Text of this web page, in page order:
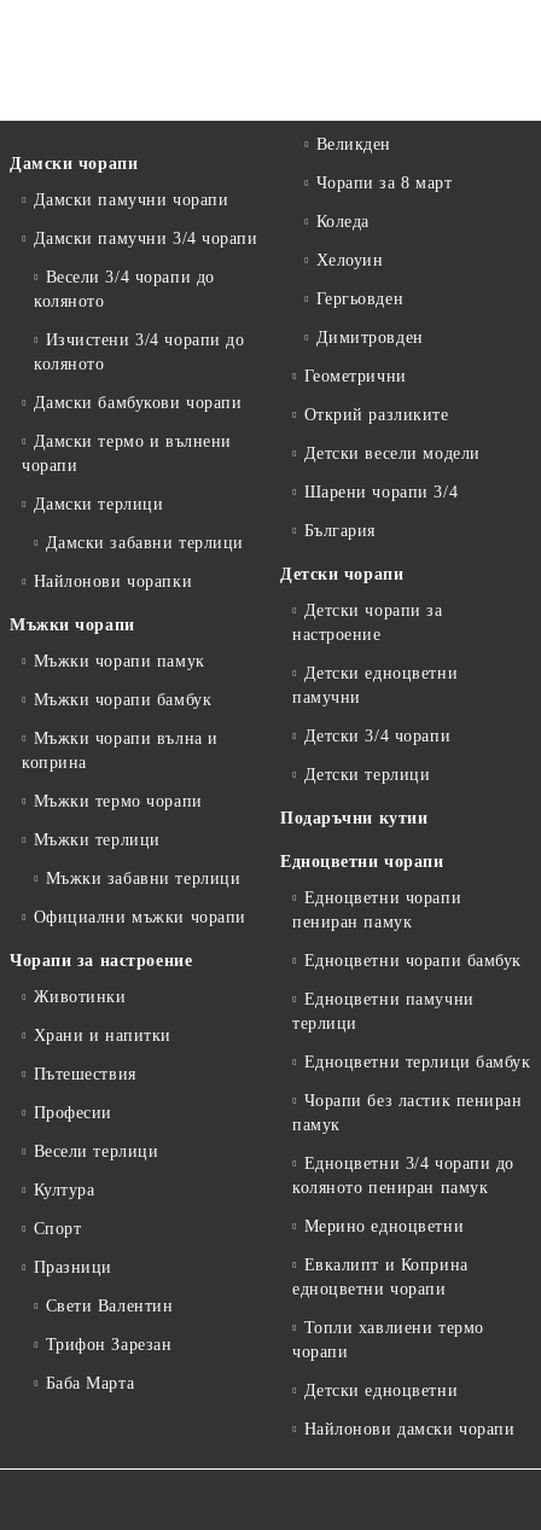
Дамски чорапи
Дамски памучни чорапи
Дамски памучни 3/4 чорапи
Весели 3/4 чорапи до
коляното
Изчистени 3/4 чорапи до
коляното
Дамски бамбукови чорапи
Дамски термо и вълнени
чорапи
Дамски терлици
Дамски забавни терлици
Найлонови чорапки
Мъжки чорапи
Мъжки чорапи памук
Мъжки чорапи бамбук
Мъжки чорапи вълна и
коприна
Мъжки термо чорапи
Мъжки терлици
Мъжки забавни терлици
Официални мъжки чорапи
Чорапи за настроение
Животинки
Храни и напитки
Пътешествия
Професии
Весели терлици
Култура
Спорт
Празници
Свети Валентин
Трифон Зарезан
Баба Марта
Великден
Чорапи за 8 март
Коледа
Хелоуин
Гергьовден
Димитровден
Геометрични
Открий разликите
Детски весели модели
Шарени чорапи 3/4
България
Детски чорапи
Детски чорапи за
настроение
Детски едноцветни
памучни
Детски 3/4 чорапи
Детски терлици
Подаръчни кутии
Едноцветни чорапи
Едноцветни чорапи
пениран памук
Едноцветни чорапи бамбук
Едноцветни памучни
терлици
Едноцветни терлици бамбук
Чорапи без ластик пениран
памук
Едноцветни 3/4 чорапи до
коляното пениран памук
Мерино едноцветни
Евкалипт и Коприна
едноцветни чорапи
Топли хавлиени термо
чорапи
Детски едноцветни
Найлонови дамски чорапи